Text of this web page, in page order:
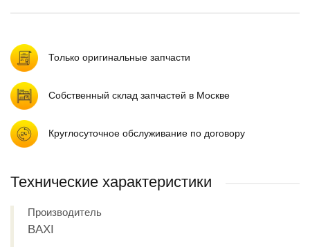
Только оригинальные запчасти
Собственный склад запчастей в Москве
Круглосуточное обслуживание по договору
Технические характеристики
Производитель
BAXI